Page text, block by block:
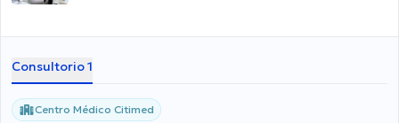
Consultorio 1
Centro Médico Citimed